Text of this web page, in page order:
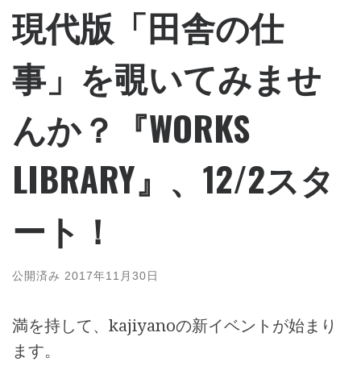
現代版「田舎の仕
事」を覗いてみませ
んか？『WORKS
LIBRARY』、12/2スタ
ート！
公開済み 2017年11月30日
満を持して、kajiyanoの新イベントが始まり
ます。